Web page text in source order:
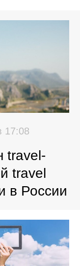
17:08
travel-
travel
в России